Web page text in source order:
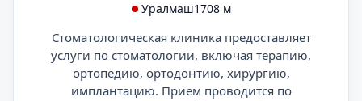
Уралмаш1708 м
Стоматологическая клиника предоставляет
услуги по стоматологии, включая терапию,
ортопедию, ортодонтию, хирургию,
имплантацию. Прием проводится по